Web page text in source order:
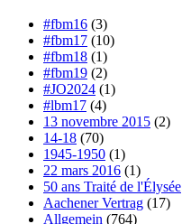
#fbm16 (3)
#fbm17 (10)
#fbm18 (1)
#fbm19 (2)
#JO2024 (1)
#lbm17 (4)
13 novembre 2015 (2)
14-18 (70)
1945-1950 (1)
22 mars 2016 (1)
50 ans Traité de l'Élysée
Aachener Vertrag (17)
Allgemein (764)